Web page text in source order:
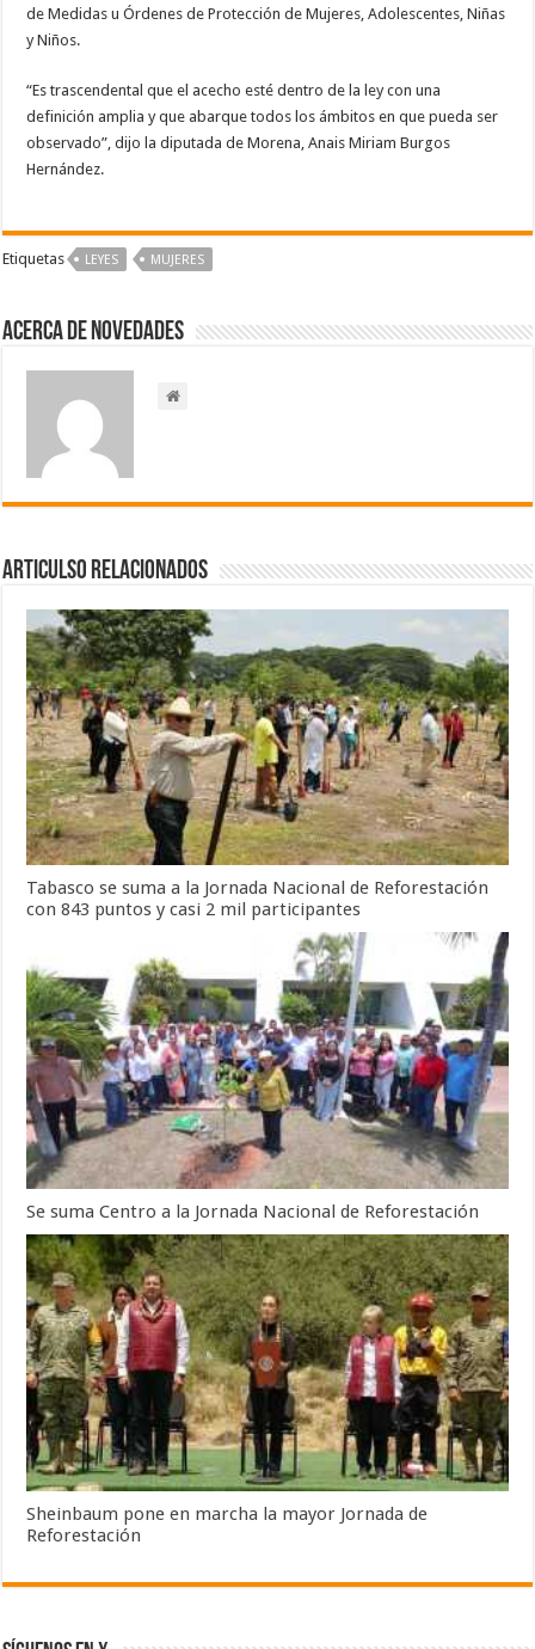
de Medidas u Órdenes de Protección de Mujeres, Adolescentes, Niñas
y Niños.
“Es trascendental que el acecho esté dentro de la ley con una
definición amplia y que abarque todos los ámbitos en que pueda ser
observado”, dijo la diputada de Morena, Anais Miriam Burgos
Hernández.
Etiquetas LEYES MUJERES
Acerca de NOVEDADES
Articulso Relacionados
Tabasco se suma a la Jornada Nacional de Reforestación
con 843 puntos y casi 2 mil participantes
Se suma Centro a la Jornada Nacional de Reforestación
Sheinbaum pone en marcha la mayor Jornada de
Reforestación